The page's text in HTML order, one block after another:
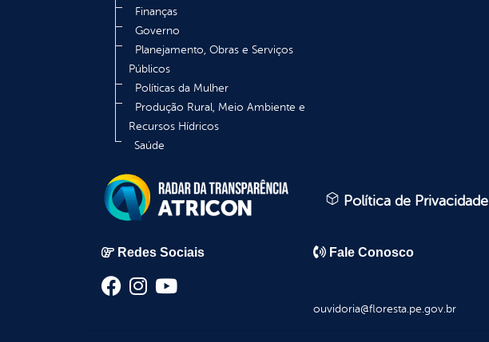
Finanças
Governo
Planejamento, Obras e Serviços
Públicos
Políticas da Mulher
Produção Rural, Meio Ambiente e
Recursos Hídricos
Saúde
Política de Privacidade
Redes Sociais Fale Conosco
ouvidoria@floresta.pe.gov.br